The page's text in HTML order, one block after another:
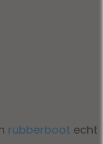
rubberboot echt